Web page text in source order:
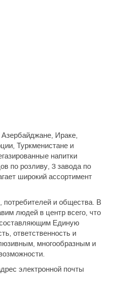
Ираке,
Туркменистане и
напитки
по розливу, 3 завода по
широкий ассортимент
потребителей и общества. В
людей в центр всего, что
Единую
ответственность и
многообразным и
электронной почты